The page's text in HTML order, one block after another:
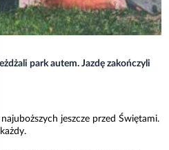
park autem. Jazdę zakończyli
jeszcze przed Świętami.